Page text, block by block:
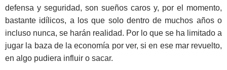
defensa y seguridad, son sueños caros y, por el momento,
bastante idílicos, a los que solo dentro de muchos años o
incluso nunca, se harán realidad. Por lo que se ha limitado a
jugar la baza de la economía por ver, si en ese mar revuelto,
en algo pudiera influir o sacar.